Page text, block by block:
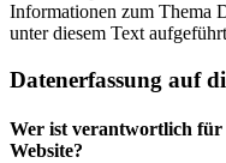
Informationen zum Thema
unter diesem Text
Datenerfassung auf
Wer ist verantwortlich für
Website?